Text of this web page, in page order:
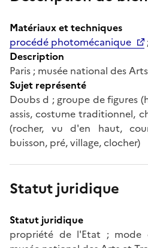
Matériaux et techniques
procédé photomécanique
Description
Paris ; musée national des
Sujet représenté
Doubs d ; groupe de figures
assis, costume traditionnel,
(rocher, vu d'en haut,
buisson, pré, village, clocher)
Statut juridique
Statut juridique
propriété de l'Etat ; mode